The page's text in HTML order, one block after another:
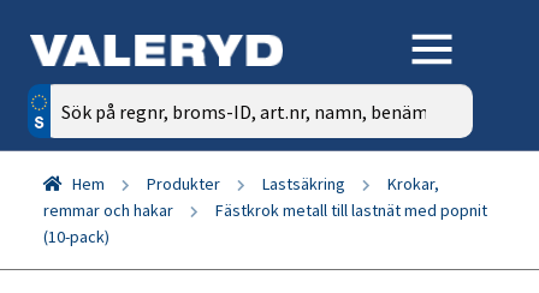
Sök
efter:
Hem Produkter Lastsäkring
Krokar,
remmar och hakar
Fästkrok metall till lastnät med popnit
(10-pack)